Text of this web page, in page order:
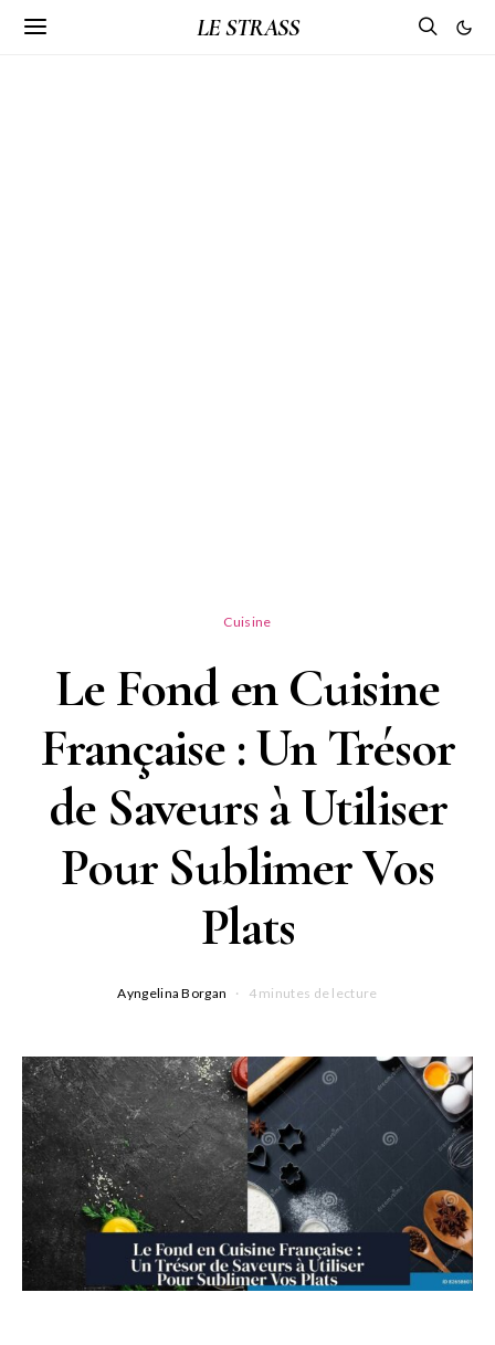
LE STRASS
Cuisine
Le Fond en Cuisine
Française : Un Trésor
de Saveurs à Utiliser
Pour Sublimer Vos
Plats
Ayngelina Borgan 4 minutes de lecture